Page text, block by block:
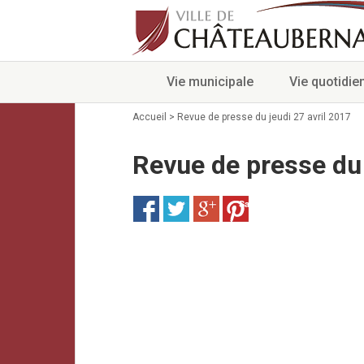
Vie municipale Vie
Accueil > Revue de presse du jeudi 27 avril 2017
Revue de presse
Save